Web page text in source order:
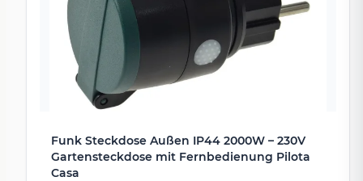
Funk Steckdose Außen IP44 2000W – 230V
Gartensteckdose mit Fernbedienung Pilota
Casa